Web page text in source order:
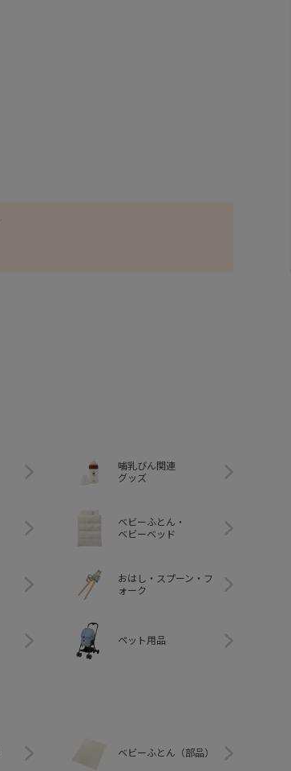
哺乳びん関連
グッズ
ベビーふとん・
ベビーベッド
おはし・スプーン・フ
ォーク
ペット用品
ベビーふとん（部品）